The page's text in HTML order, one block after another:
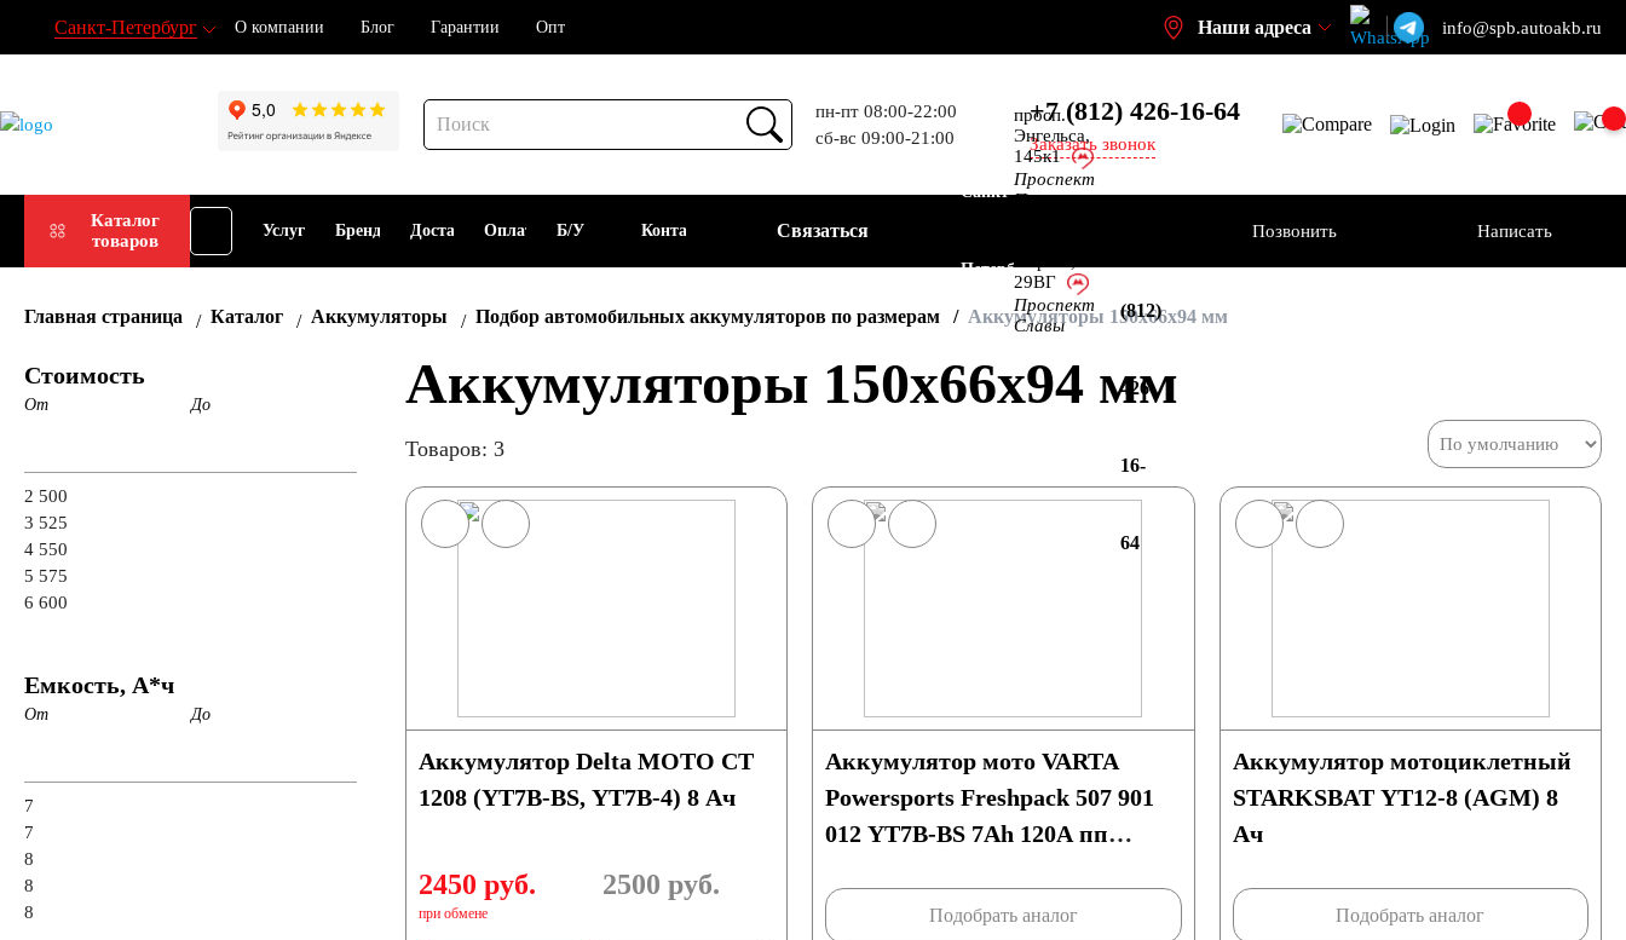
Санкт-Петербург О компании Блог Гарантии Опт Наши адреса info@spb.autoakb.ru
пн-пт 08:00-22:00
сб-вс 09:00-21:00
+7 (812) 426-16-64
Заказать звонок
Каталог
товаров
Подбор
АКБ
Услуги Бренды Доставка Оплата
Прием
Б/У Контакты Связаться
Санкт-
Петербург
просп.
Энгельса,
145к1
Проспект
Просвещения
29ВГ
Проспект
Славы
(812)
426-
16-
64
Позвонить Написать
Главная страница Каталог Аккумуляторы Подбор автомобильных аккумуляторов по размерам Аккумуляторы 150x66x94 мм
Стоимость
От До
2 500
3 525
4 550
5 575
6 600
Емкость, А*ч
От До
7
7
8
8
8
Аккумуляторы 150x66x94 мм
Товаров: 3
Аккумулятор Delta МОТО CT
1208 (YT7B-BS, YT7B-4) 8 Ач
2450 руб.
при обмене
2500 руб.
Аккумулятор мото VARTA
Powersports Freshpack 507 901
012 YT7B-BS 7Ah 120A пп
Подобрать аналог
Аккумулятор мотоциклетный
STARKSBAT YT12-8 (AGM) 8
Ач
Подобрать аналог